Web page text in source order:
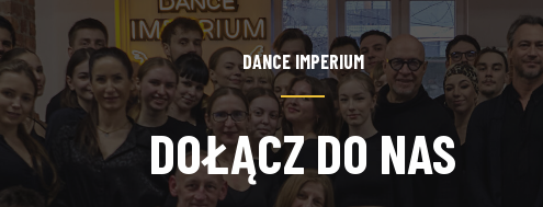
DANCE IMPERIUM
DOŁĄCZ DO NAS